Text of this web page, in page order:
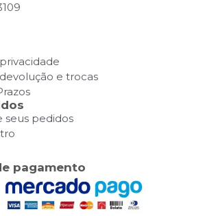
e trocas
pedidos
pagamento